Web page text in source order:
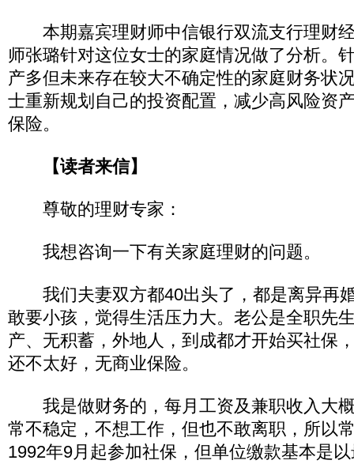
本期嘉宾理财师中信银行双流支行理财
师张璐针对这位女士的家庭情况做了分析。
产多但未来存在较大不确定性的家庭财务状
士重新规划自己的投资配置，减少高风险资
保险。
【读者来信】
尊敬的理财专家：
我想咨询一下有关家庭理财的问题。
我们夫妻双方都40出头了，都是离异再
敢要小孩，觉得生活压力大。老公是全职先
产、无积蓄，外地人，到成都才开始买社保
还不太好，无商业保险。
我是做财务的，每月工资及兼职收入大
常不稳定，不想工作，但也不敢离职，所以
1992年9月起参加社保，但单位缴款基本是